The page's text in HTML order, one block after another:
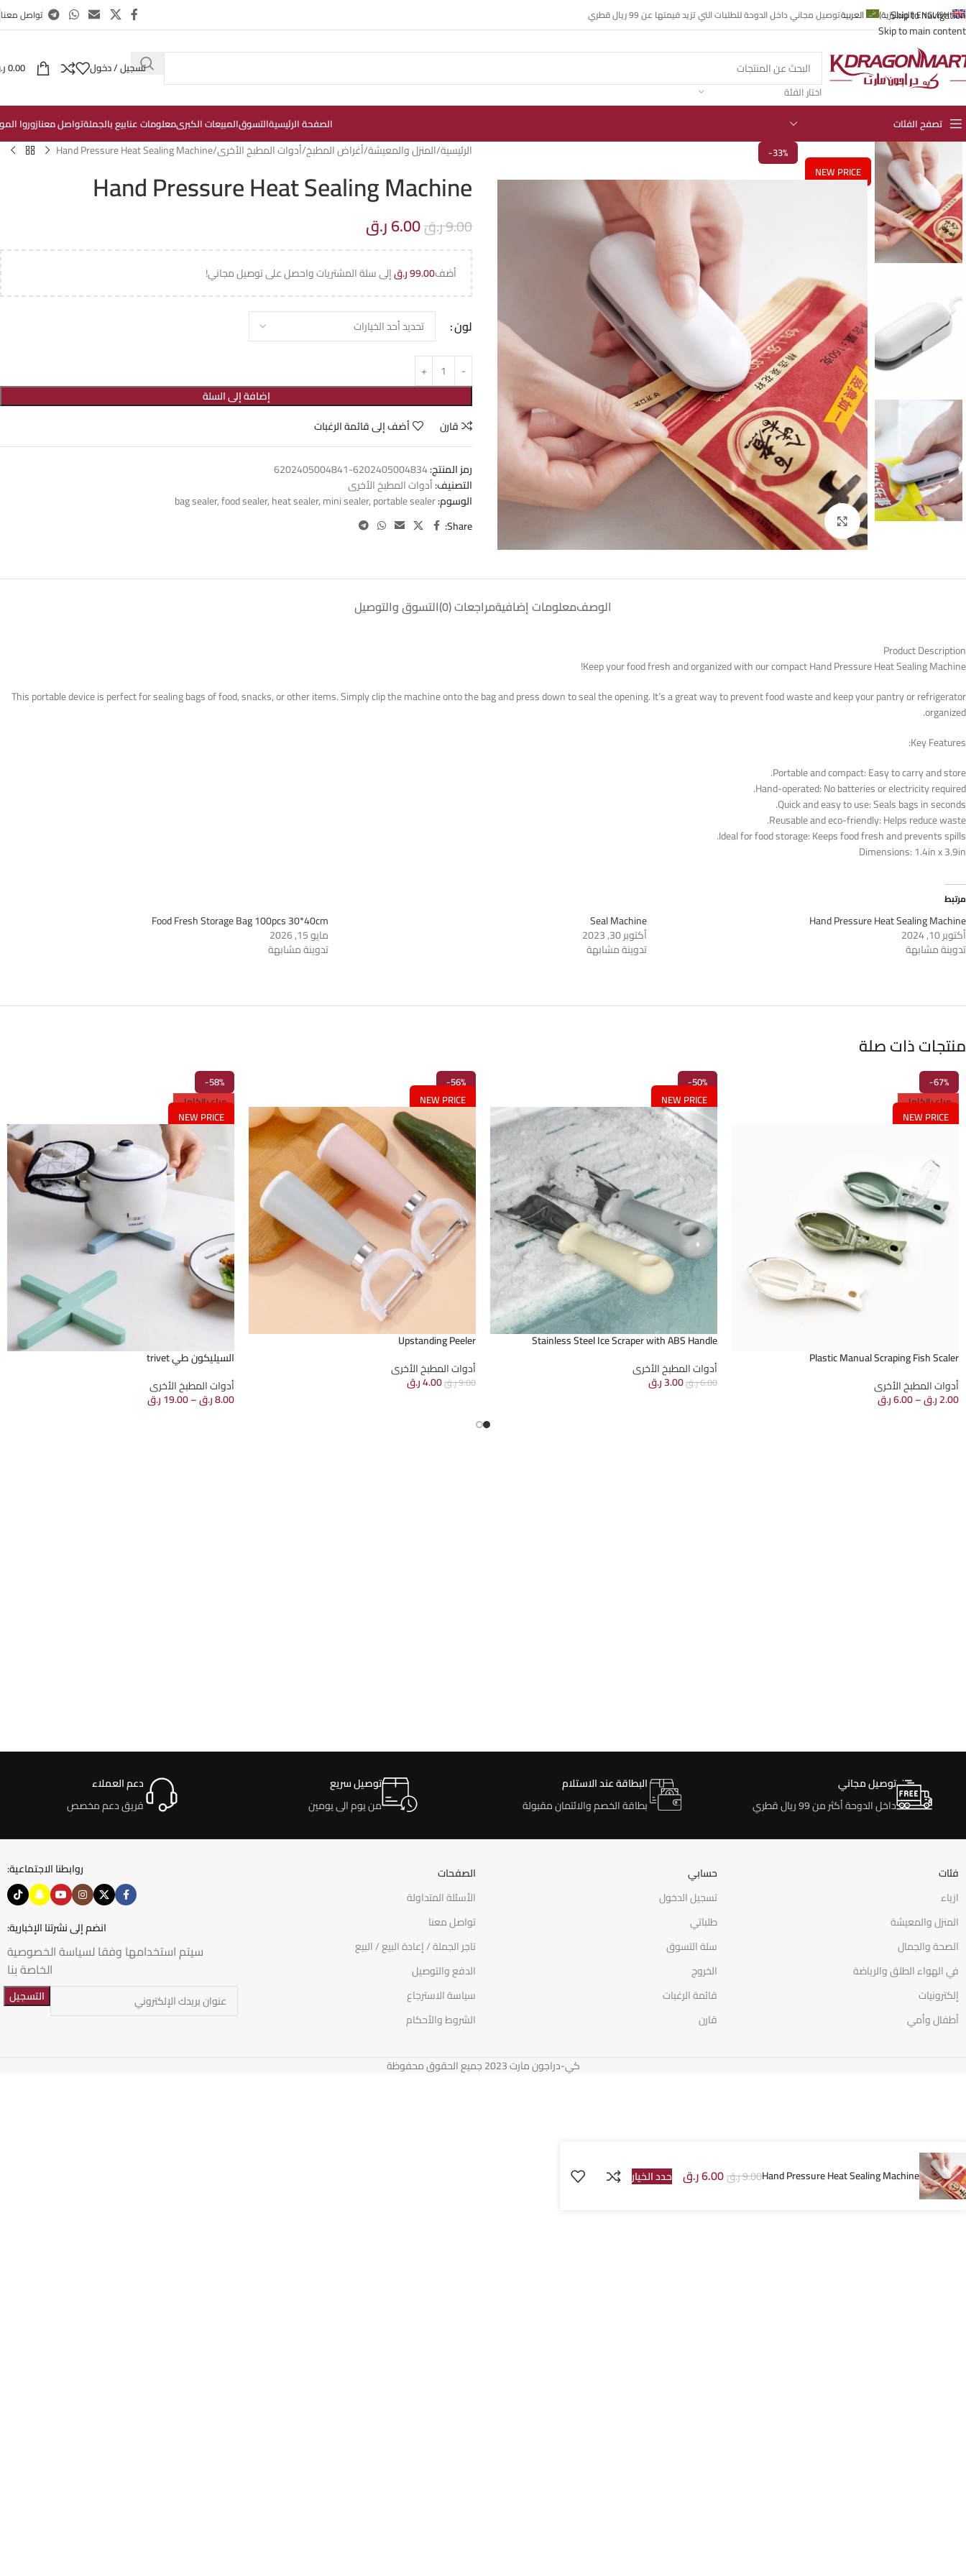
Skip to navigation
Skip to main content
ENGLISH
(الإنجليزية) العربيةتوصيل مجاني داخل الدوحة للطلبات التي تزيد قيمتها عن 99 ريال قطري تواصل معنا
اختار الفئة
تسجيل / دخول 0.00
تصفح الفئات الصفحة الرئيسيةالتسوقالمبيعات الكبرىمعلومات عنابيع بالجملةتواصل معنازوروا
-33%
NEW PRICE
Click to enlarge
الرئيسية المنزل والمعيشة أغراض المطبخ أدوات المطبخ الأخرى Hand Pressure Heat Sealing Machine
Hand Pressure Heat Sealing Machine
9.00ر.ق6.00ر.ق
أضف99.00ر.قإلى سلة المشتريات واحصل على توصيل مجاني!
لون
إضافة إلى السلة
قارن
أضف إلى قائمة الرغبات
رمز المنتج:6202405004834-6202405004841
التصنيف:أدوات المطبخ الأخرى
الوسوم:
bag sealer,food sealer,heat sealer,mini sealer,portable sealer
Share:
الوصفمعلومات إضافيةمراجعات (0) التسوق والتوصيل
Product Description
Keep your food fresh and organized with our compact Hand Pressure Heat Sealing Machine!
This portable device is perfect for sealing bags of food, snacks, or other items. Simply clip the machine onto the bag and press down to seal the opening. It’s a great way to prevent food waste and keep your pantry or refrigerator
organized.
Key Features:
Portable and compact: Easy to carry and store.
Hand-operated: No batteries or electricity required.
Quick and easy to use: Seals bags in seconds.
Reusable and eco-friendly: Helps reduce waste.
Ideal for food storage: Keeps food fresh and prevents spills.
Dimensions: 1.4in x 3.9in
مرتبط
Hand Pressure Heat Sealing Machine
أكتوبر 10, 2024
تدوينة مشابهة
Seal Machine
أكتوبر 30, 2023
تدوينة مشابهة
Food Fresh Storage Bag 100pcs 30*40cm
مايو 15, 2026
تدوينة مشابهة
منتجات ذات صلة
-67%
مباع بالكامل
NEW PRICE
Plastic Manual Scraping Fish Scaler
أدوات المطبخ الأخرى
2.00ر.ق–
6.00ر.ق
-50%
NEW PRICE
Stainless Steel Ice Scraper with ABS Handle
أدوات المطبخ الأخرى
6.00ر.ق3.00ر.ق
-56%
NEW PRICE
Upstanding Peeler
أدوات المطبخ الأخرى
9.00ر.ق4.00ر.ق
-58%
مباع بالكامل
NEW PRICE
السيليكون طي trivet
أدوات المطبخ الأخرى
8.00ر.ق–
19.00ر.ق
توصيل مجاني
داخل الدوحة أكثر من 99 ريال قطري
البطاقة عند الاستلام
بطاقة الخصم والائتمان مقبولة
توصيل سريع
من يوم الى يومين
دعم العملاء
فريق دعم مخصص
فئات
ازياء
المنزل والمعيشة
الصحة والجمال
في الهواء الطلق والرياضة
إلكترونيات
أطفال وأمي
حسابي
تسجيل الدخول
طلباتي
سلة التسوق
الخروج
قائمة الرغبات
قارن
الصفحات
الأسئلة المتداولة
تواصل معنا
تاجر الجملة / إعادة البيع / البيع
الدفع والتوصيل
سياسة الاسترجاع
الشروط والأحكام
روابطنا الاجتماعية:
انضم إلى نشرتنا الإخبارية:
سيتم استخدامها وفقا لسياسة الخصوصية
الخاصة بنا
كي-دراجون مارت 2023 جميع الحقوق محفوظة
Hand Pressure Heat Sealing Machine
9.00ر.ق6.00ر.ق حدد الخيار